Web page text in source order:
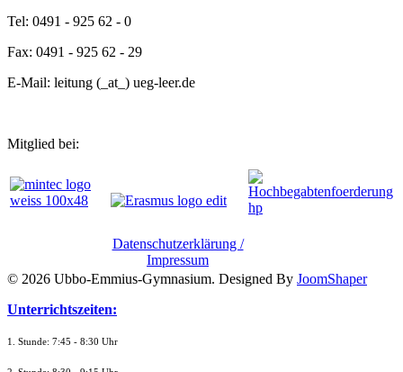
Tel: 0491 - 925 62 - 0
Fax: 0491 - 925 62 - 29
E-Mail: leitung (_at_) ueg-leer.de
Mitglied bei:
Datenschutzerklärung /
Impressum
© 2026 Ubbo-Emmius-Gymnasium. Designed By JoomShaper
Unterrichtszeiten:
1. Stunde: 7:45 - 8:30 Uhr